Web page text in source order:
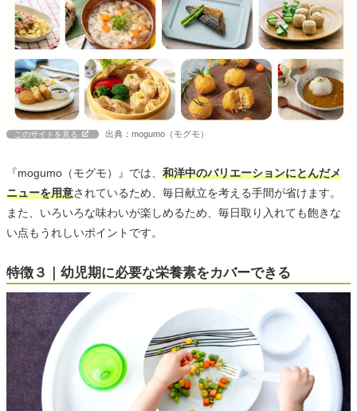
このサイトを見る 出典：mogumo（モグモ）
『mogumo（モグモ）』では、 和洋中のバリエーションにとんだメ
ニューを用意されているため、毎日献立を考える手間が省けます。
また、いろいろな味わいが楽しめるため、毎日取り入れても飽きな
い点もうれしいポイントです。
特徴３｜幼児期に必要な栄養素をカバーできる